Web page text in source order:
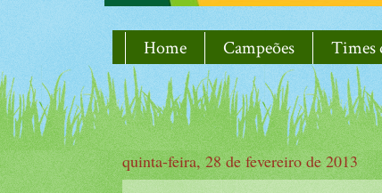
Home Campeões Times
quinta-feira, 28 de fevereiro de 2013